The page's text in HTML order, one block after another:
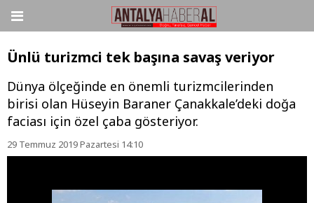
Ünlü turizmci tek başına savaş veriyor
Dünya ölçeğinde en önemli turizmcilerinden
birisi olan Hüseyin Baraner Çanakkale’deki doğa
faciası için özel çaba gösteriyor.
29 Temmuz 2019 Pazartesi 14:10